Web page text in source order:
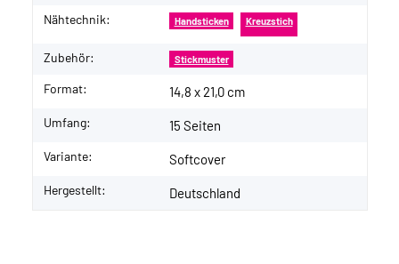
Nähtechnik: Handsticken Kreuzstich
Zubehör: Stickmuster
Format: 14,8 x 21,0 cm
Umfang: 15 Seiten
Variante: Softcover
Hergestellt: Deutschland